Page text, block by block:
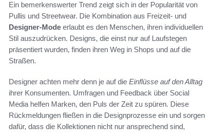
Ein bemerkenswerter Trend zeigt sich in der Popularität von
Pullis und Streetwear. Die Kombination aus Freizeit- und
Designer-Mode erlaubt es den Menschen, ihren individuellen
Stil auszudrücken. Designs, die einst nur auf Laufstegen
präsentiert wurden, finden ihren Weg in Shops und auf die
Straßen.
Designer achten mehr denn je auf die Einflüsse auf den Alltag
ihrer Konsumenten. Umfragen und Feedback über Social
Media helfen Marken, den Puls der Zeit zu spüren. Diese
Rückmeldungen fließen in die Designprozesse ein und sorgen
dafür, dass die Kollektionen nicht nur ansprechend sind,